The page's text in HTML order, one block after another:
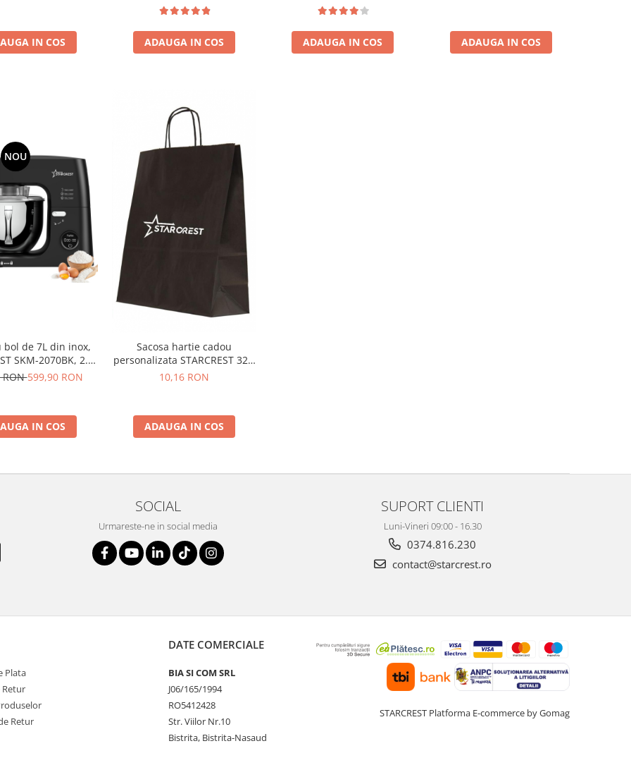
IN COS
Angrenaje metalice, Rosu
ADAUGA IN COS
Angrenaje metalice, Negru
ADAUGA IN COS ADAUGA IN COS
NOU
bol de 7L din inox,
SKM-2070BK, 2.1
putere 2000W, 3
RON599,90 RON
IN COS
Sacosa hartie cadou
personalizata STARCREST 32 x
12 x 41 cm
10,16 RON
ADAUGA IN COS
SOCIAL
Urmareste-ne in social media
SUPORT CLIENTI
Luni-Vineri 09:00 - 16.30
0374.816.230
contact@starcrest.ro
Plata
Retur
Retur
DATE COMERCIALE
BIA SI COM SRL
J06/165/1994
RO5412428
Str. Viilor Nr.10
Bistrita, Bistrita-Nasaud
STARCREST Platforma E-commerce by Gomag